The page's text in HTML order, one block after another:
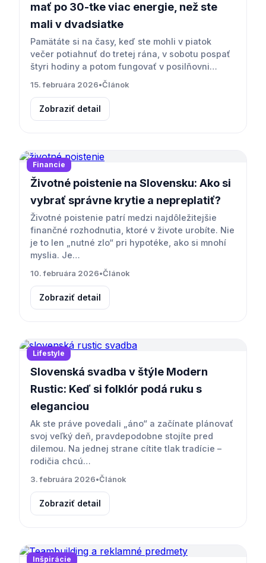
mať po 30-tke viac energie, než ste
mali v dvadsiatke
Pamätáte si na časy, keď ste mohli v piatok
večer potiahnuť do tretej rána, v sobotu pospať
štyri hodiny a potom fungovať v posilňovni…
15. februára 2026•Článok
Zobraziť detail
Financie
Životné poistenie na Slovensku: Ako si
vybrať správne krytie a nepreplatiť?
Životné poistenie patrí medzi najdôležitejšie
finančné rozhodnutia, ktoré v živote urobíte. Nie
je to len „nutné zlo“ pri hypotéke, ako si mnohí
myslia. Je…
10. februára 2026•Článok
Zobraziť detail
Lifestyle
Slovenská svadba v štýle Modern
Rustic: Keď si folklór podá ruku s
eleganciou
Ak ste práve povedali „áno“ a začínate plánovať
svoj veľký deň, pravdepodobne stojíte pred
dilemou. Na jednej strane cítite tlak tradície –
rodičia chcú…
3. februára 2026•Článok
Zobraziť detail
Inšpirácie